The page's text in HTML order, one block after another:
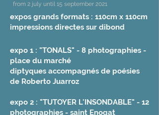
from 2 july until 15 september 2021
expo 1 : "TONALS" - 8 photographies -
place du marché
diptyques accompagnés de poésies
de Roberto Juarroz
expo 2 : "TUTOYER L'INSONDABLE" - 12
photographies - saint Enogat
expos grands formats : 110cm x 110cm
impressions directes sur dibond